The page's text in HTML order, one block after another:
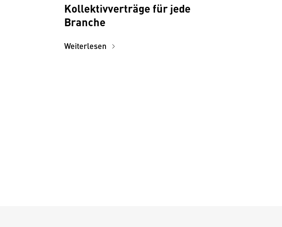
Kollektivverträge für jede
Branche
Weiterlesen